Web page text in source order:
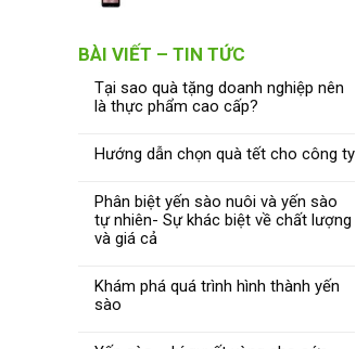
BÀI VIẾT – TIN TỨC
Tại sao quà tặng doanh nghiệp nên
là thực phẩm cao cấp?
Hướng dẫn chọn quà tết cho công ty
Phân biệt yến sào nuôi và yến sào
tự nhiên- Sự khác biệt về chất lượng
và giá cả
Khám phá quá trình hình thành yến
sào